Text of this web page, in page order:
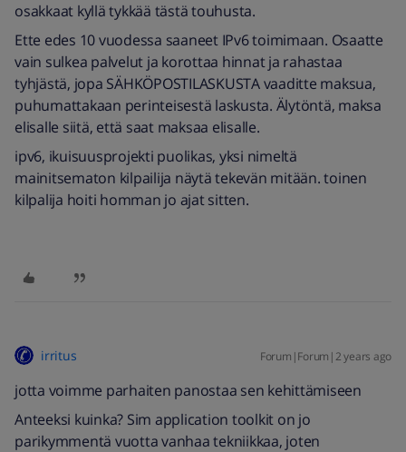
osakkaat kyllä tykkää tästä touhusta.
Ette edes 10 vuodessa saaneet IPv6 toimimaan. Osaatte
vain sulkea palvelut ja korottaa hinnat ja rahastaa
tyhjästä, jopa SÄHKÖPOSTILASKUSTA vaaditte maksua,
puhumattakaan perinteisestä laskusta. Älytöntä, maksa
elisalle siitä, että saat maksaa elisalle.
ipv6, ikuisuusprojekti puolikas, yksi nimeltä
mainitsematon kilpailija näytä tekevän mitään. toinen
kilpalija hoiti homman jo ajat sitten.
irritus Forum|Forum|2 years ago
jotta voimme parhaiten panostaa sen kehittämiseen
Anteeksi kuinka? Sim application toolkit on jo
parikymmentä vuotta vanhaa tekniikkaa, joten